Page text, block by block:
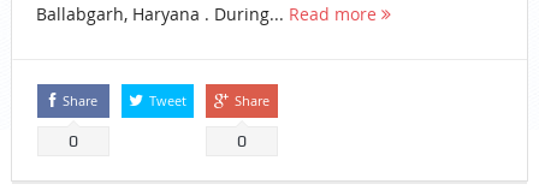
Ballabgarh, Haryana . During... Read more
Share
0
Tweet Share
0